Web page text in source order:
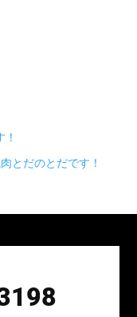
とだのとだです！